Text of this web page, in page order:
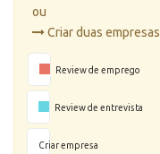
ou
Criar duas empresas
Review de emprego
Review de entrevista
Criar empresa